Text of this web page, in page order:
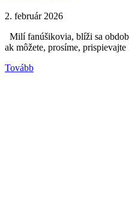
2. február 2026
Milí fanúšikovia, blíži sa
ak môžete, prosíme,
Tovább